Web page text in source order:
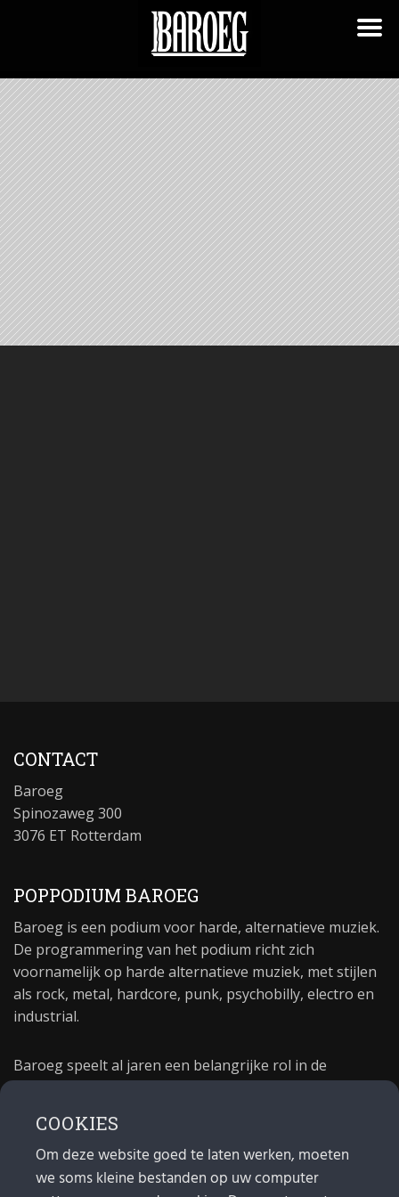
CONTACT
Baroeg
Spinozaweg 300
3076 ET Rotterdam
POPPODIUM BAROEG
Baroeg is een podium voor harde, alternatieve muziek.
De programmering van het podium richt zich
voornamelijk op harde alternatieve muziek, met stijlen
als rock, metal, hardcore, punk, psychobilly, electro en
industrial.
Baroeg speelt al jaren een belangrijke rol in de
poppodium 40 jaar.
MAIL
COOKIES
Om deze website goed te laten werken, moeten
we soms kleine bestanden op uw computer